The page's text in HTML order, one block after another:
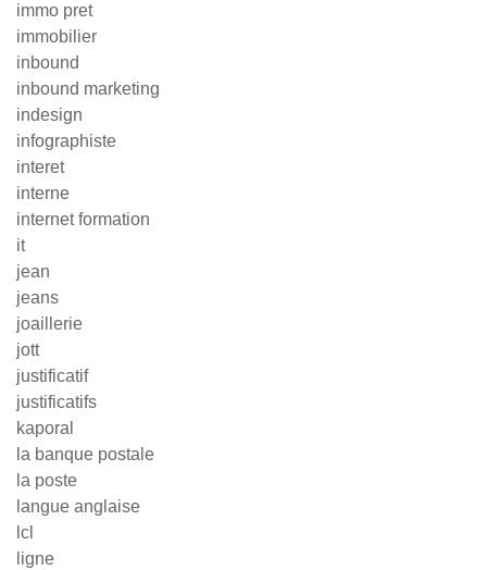
immo pret
immobilier
inbound
inbound marketing
indesign
infographiste
interet
interne
internet formation
it
jean
jeans
joaillerie
jott
justificatif
justificatifs
kaporal
la banque postale
la poste
langue anglaise
lcl
ligne